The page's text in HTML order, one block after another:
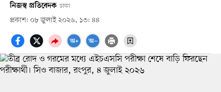
নিজস্ব প্রতিবেদক ঢাকা
প্রকাশ: ০৮ জুলাই ২০২৬, ১৩: ৪৪